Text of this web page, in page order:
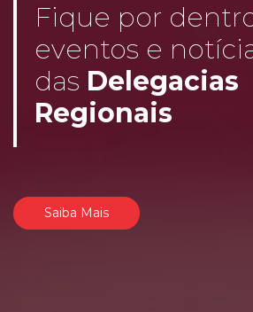
Fique por
eventos e
das Delegacias
Regionais
Saiba Mais